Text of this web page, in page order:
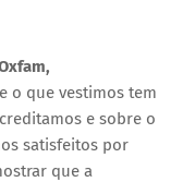
o que vestimos tem
e sobre o
satisfeitos por
que a